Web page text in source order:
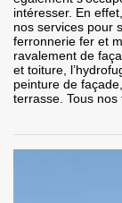
intéresser. En
nos services pour
ferronnerie fer et
ravalement de
et toiture,
peinture de
terrasse. Tous